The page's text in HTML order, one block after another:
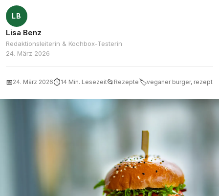
LB
Lisa Benz
Redaktionsleiterin & Kochbox-Testerin
24. März 2026
📅24. März 2026⏱14 Min. Lesezeit📂 Rezepte🏷veganer burger, rezept